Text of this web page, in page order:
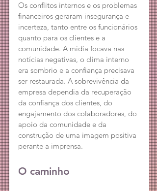
Os conflitos internos e os problemas
financeiros geraram insegurança e
incerteza, tanto entre os funcionários
quanto para os clientes e a
comunidade. A mídia focava nas
notícias negativas, o clima interno
era sombrio e a confiança precisava
ser restaurada. A sobrevivência da
empresa dependia da recuperação
da confiança dos clientes, do
engajamento dos colaboradores, do
apoio da comunidade e da
construção de uma imagem positiva
perante a imprensa.
O caminho